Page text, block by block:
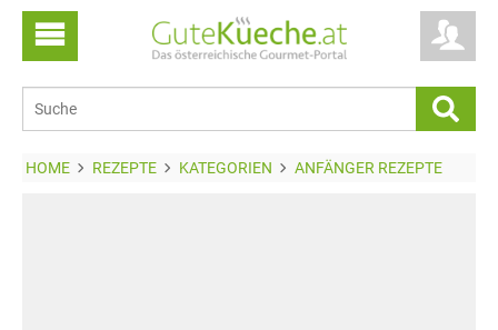
HOME REZEPTE KATEGORIEN ANFÄNGER REZEPTE